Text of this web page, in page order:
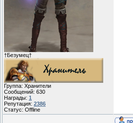
†Безумец†
Группа: Хранители
Сообщений: 630
Награды: 1
Репутация: 2386
Статус: Offline